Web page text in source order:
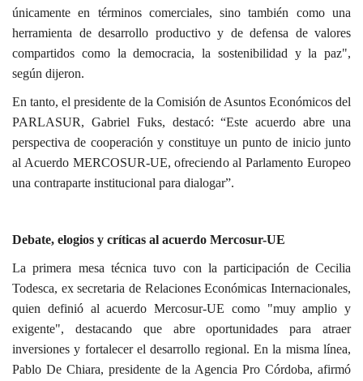
únicamente en términos comerciales, sino también como una
herramienta de desarrollo productivo y de defensa de valores
compartidos como la democracia, la sostenibilidad y la paz",
según dijeron.
En tanto, el presidente de la Comisión de Asuntos Económicos del
PARLASUR, Gabriel Fuks, destacó: “Este acuerdo abre una
perspectiva de cooperación y constituye un punto de inicio junto
al Acuerdo MERCOSUR-UE, ofreciendo al Parlamento Europeo
una contraparte institucional para dialogar”.
Debate, elogios y críticas al acuerdo Mercosur-UE
La primera mesa técnica tuvo con la participación de Cecilia
Todesca, ex secretaria de Relaciones Económicas Internacionales,
quien definió al acuerdo Mercosur-UE como "muy amplio y
exigente", destacando que abre oportunidades para atraer
inversiones y fortalecer el desarrollo regional. En la misma línea,
Pablo De Chiara, presidente de la Agencia Pro Córdoba, afirmó